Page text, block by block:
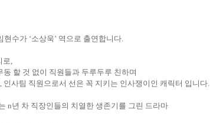
현수가 ‘소상욱’ 역으로 출연합니다.
로,
동 할 것 없이 직원들과 두루두루 친하며
, 인사팀 직원으로서 선은 꼭 지키는 인사쟁이인 캐릭터 입니다.
n년 차 직장인들의 치열한 생존기를 그린 드라마